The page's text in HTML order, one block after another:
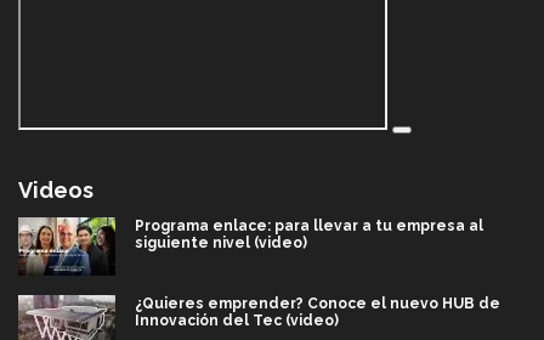
Videos
Programa enlace: para llevar a tu empresa al
siguiente nivel (video)
¿Quieres emprender? Conoce el nuevo HUB de
Innovación del Tec (video)